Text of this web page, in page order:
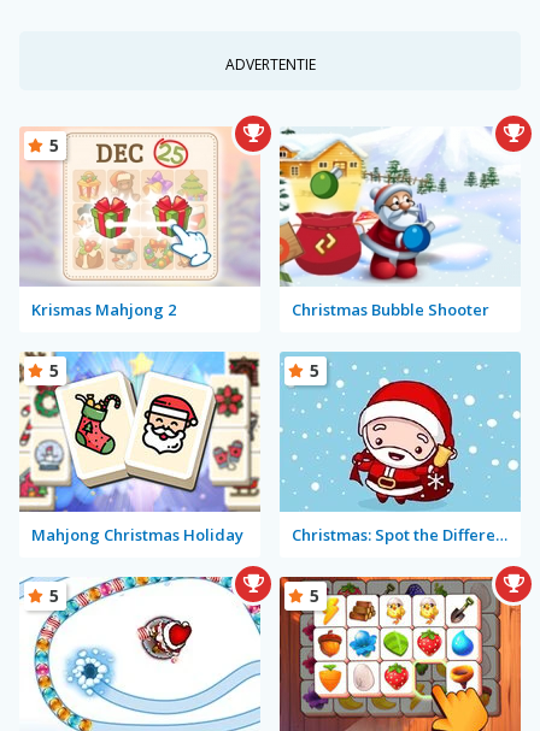
ADVERTENTIE
Krismas Mahjong 2
5
Christmas Bubble Shooter
Mahjong Christmas Holiday
5
Christmas: Spot the Difference
5
5 5